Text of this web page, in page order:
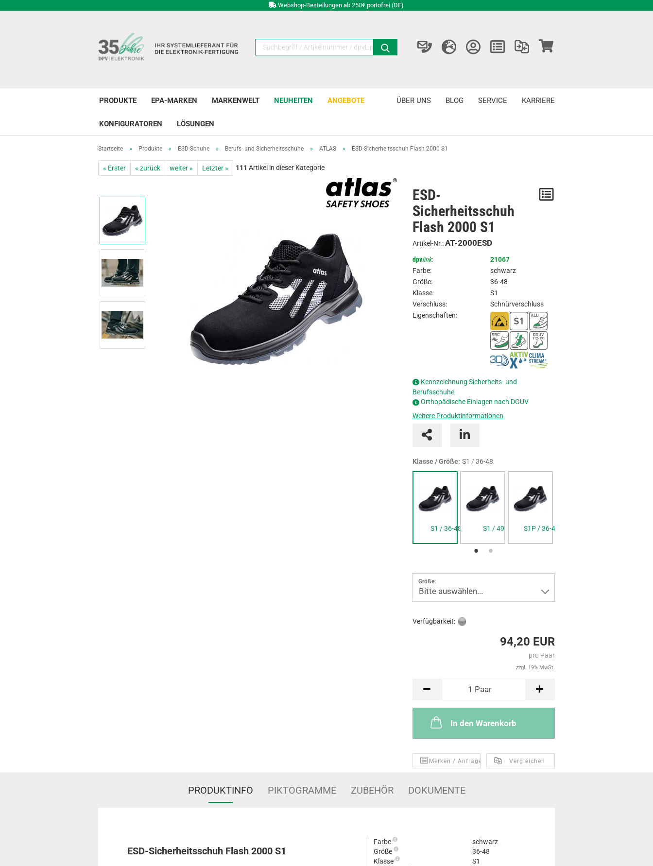
Webshop-Bestellungen ab 250€ portofrei (DE)
PRODUKTE EPA-MARKEN MARKENWELT NEUHEITEN ANGEBOTE
KONFIGURATOREN LÖSUNGEN
KARRIERE
SERVICE
BLOG
ÜBER UNS
Startseite » Produkte » ESD-Schuhe » Berufs- und Sicherheitsschuhe » ATLAS » ESD-Sicherheitsschuh Flash 2000 S1
« Erster « zurück weiter » Letzter » 111 Artikel in dieser Kategorie
ESD-
Sicherheitsschuh
Flash 2000 S1
Artikel-Nr.:AT-2000ESD
dpvlink:
21067
Farbe:
schwarz
Größe:
36-48
Klasse:
S1
Verschluss:
Schnürverschluss
Eigenschaften:
Kennzeichnung Sicherheits- und
Berufsschuhe
Orthopädische Einlagen nach DGUV
Weitere Produktinformationen
Klasse / Größe: S1 / 36-48
S1 / 36-48 S1 / 49 S1P / 36-48
Größe:
Bitte auswählen...
Verfügbarkeit:
94,20 EUR
pro Paar
zzgl. 19% MwSt.
Paar 1 Paar
In den Warenkorb
Vergleichen
Merken / Anfragen
PRODUKTINFO PIKTOGRAMME ZUBEHÖR DOKUMENTE
ESD-Sicherheitsschuh Flash 2000 S1
Farbe
schwarz
Größe
36-48
Klasse
S1